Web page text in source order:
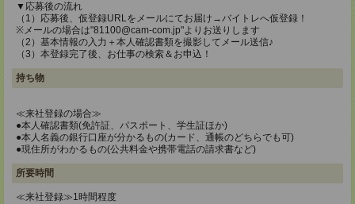
▼応募後の流れ
（1）応募後、仮登録URLをメールにてお届け→バイトレへ仮登録！
※メールの場合は"81100@cam-com.jp"よりお送りします
（2）基本情報の入力＋本人確認書類を撮影してメール送信♪
（3）本登録完了後、お仕事の検索＆お申込！
持ち物
≪来社登録の場合≫
●本人確認書類(免許証、パスポート、学生証ほか)
●本人名義の銀行口座が分かるもの(カード、通帳のどちらでも可)
●現住所がわかるもの(公共料金や携帯電話の請求書など)
所要時間
≪来社登録≫1時間程度